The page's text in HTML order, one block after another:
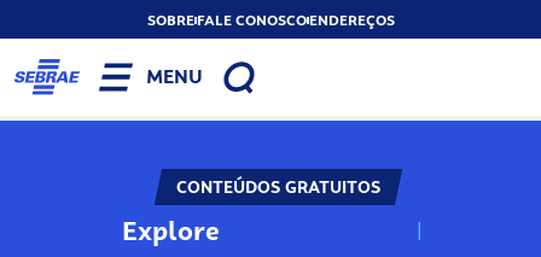
SOBREFALE CONOSCOENDEREÇOS
MENU
CONTEÚDOS GRATUITOS
Explore N